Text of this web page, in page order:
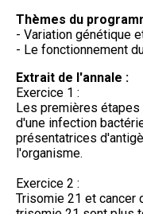
Thèmes du
- Variation génétique
- Le fonctionnement
Extrait de l'annale :
Exercice 1 :
Les premières étapes
d'une infection
présentatrices
l'organisme.
Exercice 2 :
Trisomie 21 et cancer